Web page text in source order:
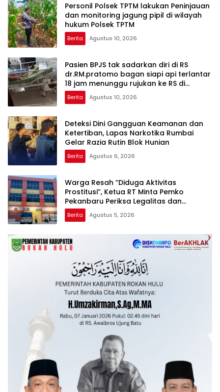
Personil Polsek TPTM lakukan Peninjauan
dan monitoring jagung pipil di wilayah
hukum Polsek TPTM
Berita Agustus 10, 2026
Pasien BPJS tak sadarkan diri di RS
dr.RM.pratomo bagan siapi api terlantar
18 jam menunggu rujukan ke RS di
pekanbaru
Berita Agustus 10, 2026
Deteksi Dini Gangguan Keamanan dan
Ketertiban, Lapas Narkotika Rumbai
Gelar Razia Rutin Blok Hunian
Berita Agustus 6, 2026
Warga Resah “Diduga Aktivitas
Prostitusi”, Ketua RT Minta Pemko
Pekanbaru Periksa Legalitas dan
Aktivitas Z Homestay di Jalan Tanjung
Datuk
Berita Agustus 5, 2026